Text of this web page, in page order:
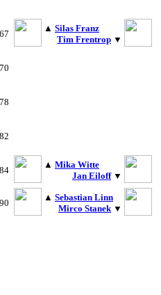
67
▲ Silas Franz
Tim Frentrop ▼
70
78
82
84
▲ Mika Witte
Jan Eiloff ▼
90
▲ Sebastian Linn
Mirco Stanek ▼